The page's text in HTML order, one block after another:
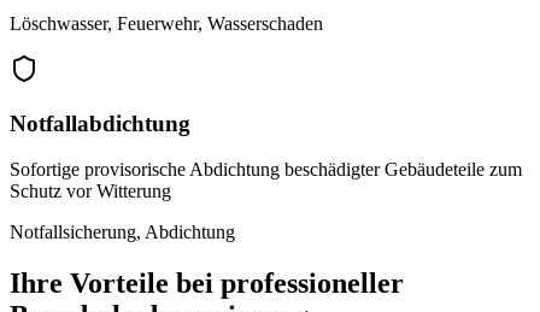
Löschwasser, Feuerwehr, Wasserschaden
Notfallabdichtung
Sofortige provisorische Abdichtung beschädigter Gebäudeteile zum
Schutz vor Witterung
Notfallsicherung, Abdichtung
Ihre Vorteile bei professioneller